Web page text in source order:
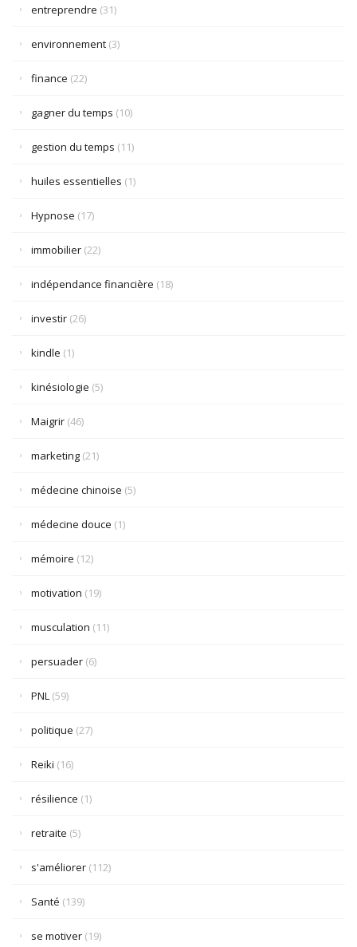
entreprendre (31)
environnement (3)
finance (22)
gagner du temps (10)
gestion du temps (11)
huiles essentielles (1)
Hypnose (17)
immobilier (22)
indépendance financière (18)
investir (26)
kindle (1)
kinésiologie (5)
Maigrir (46)
marketing (21)
médecine chinoise (5)
médecine douce (1)
mémoire (12)
motivation (19)
musculation (11)
persuader (6)
PNL (59)
politique (27)
Reiki (16)
résilience (1)
retraite (5)
s'améliorer (112)
Santé (139)
se motiver (19)